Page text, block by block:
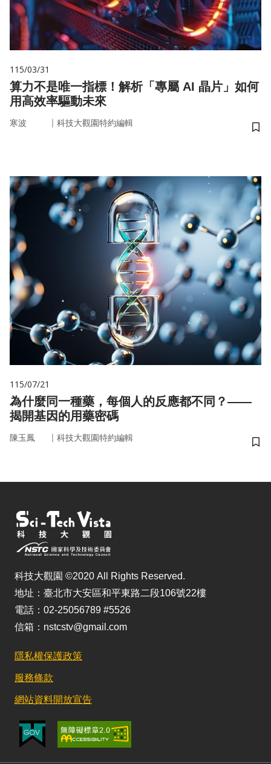
115/03/31
算力不是唯一指標！解析「專屬 AI 晶片」如何
用高效率驅動未來
寒波 ｜ 科技大觀園特約編輯
儲
115/07/21
為什麼同一種藥，每個人的反應都不同？——
揭開基因的用藥密碼
陳玉鳳 ｜ 科技大觀園特約編輯
儲
科技大觀園 ©2020 All Rights Reserved.
地址：臺北市大安區和平東路二段106號22樓
電話：02-25056789 #5526
信箱：nstcstv@gmail.com
隱私權保護政策
服務條款
網站資料開放宣告